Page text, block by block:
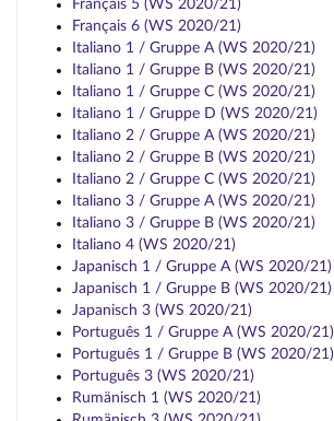
Français 5 (WS 2020/21)
Français 6 (WS 2020/21)
Italiano 1 / Gruppe A (WS 2020/21)
Italiano 1 / Gruppe B (WS 2020/21)
Italiano 1 / Gruppe C (WS 2020/21)
Italiano 1 / Gruppe D (WS 2020/21)
Italiano 2 / Gruppe A (WS 2020/21)
Italiano 2 / Gruppe B (WS 2020/21)
Italiano 2 / Gruppe C (WS 2020/21)
Italiano 3 / Gruppe A (WS 2020/21)
Italiano 3 / Gruppe B (WS 2020/21)
Italiano 4 (WS 2020/21)
Japanisch 1 / Gruppe A (WS 2020/21)
Japanisch 1 / Gruppe B (WS 2020/21)
Japanisch 3 (WS 2020/21)
Português 1 / Gruppe A (WS 2020/21)
Português 1 / Gruppe B (WS 2020/21)
Português 3 (WS 2020/21)
Rumänisch 1 (WS 2020/21)